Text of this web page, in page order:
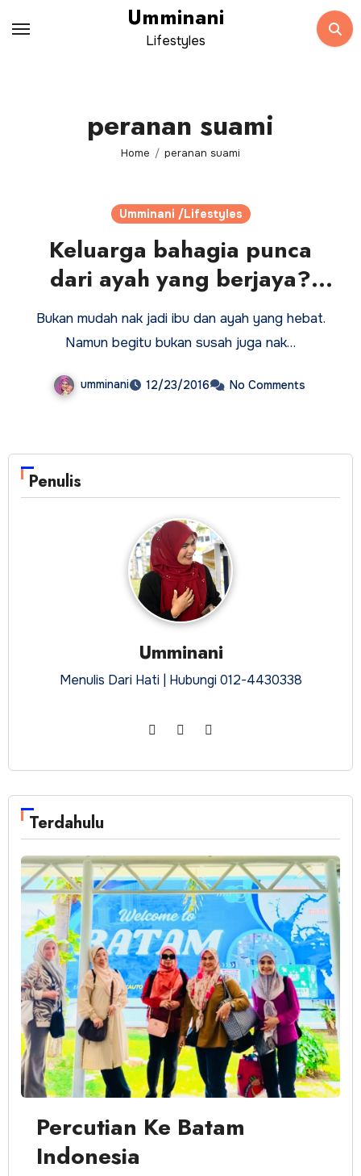
Umminani
Lifestyles
peranan suami
Home peranan suami
Umminani /Lifestyles
Keluarga bahagia punca
dari ayah yang berjaya?
Setuju?
Bukan mudah nak jadi ibu dan ayah yang hebat.
Namun begitu bukan susah juga nak…
umminani 12/23/2016 No Comments
Penulis
Umminani
Menulis Dari Hati | Hubungi 012-4430338
Terdahulu
Percutian Ke Batam
Indonesia